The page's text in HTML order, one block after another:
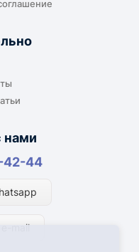
нами
42-44
mail